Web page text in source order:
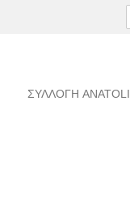
ΣΥΛΛΟΓΗ ANATOLI